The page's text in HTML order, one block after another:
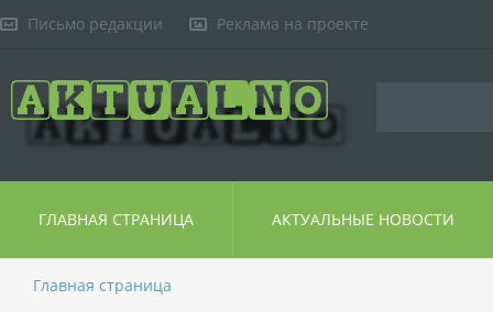
Письмо редакции Реклама на проекте
ГЛАВНАЯ СТРАНИЦА АКТУАЛЬНЫЕ НОВОСТИ
Главная страница